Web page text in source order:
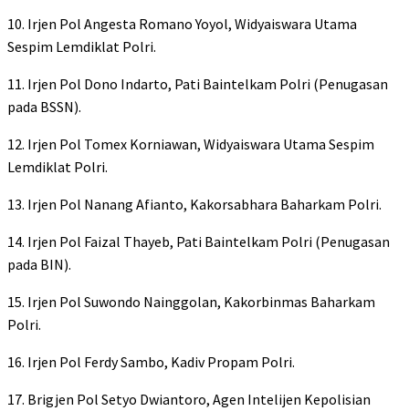
10. Irjen Pol Angesta Romano Yoyol, Widyaiswara Utama
Sespim Lemdiklat Polri.
11. Irjen Pol Dono Indarto, Pati Baintelkam Polri (Penugasan
pada BSSN).
12. Irjen Pol Tomex Korniawan, Widyaiswara Utama Sespim
Lemdiklat Polri.
13. Irjen Pol Nanang Afianto, Kakorsabhara Baharkam Polri.
14. Irjen Pol Faizal Thayeb, Pati Baintelkam Polri (Penugasan
pada BIN).
15. Irjen Pol Suwondo Nainggolan, Kakorbinmas Baharkam
Polri.
16. Irjen Pol Ferdy Sambo, Kadiv Propam Polri.
17. Brigjen Pol Setyo Dwiantoro, Agen Intelijen Kepolisian